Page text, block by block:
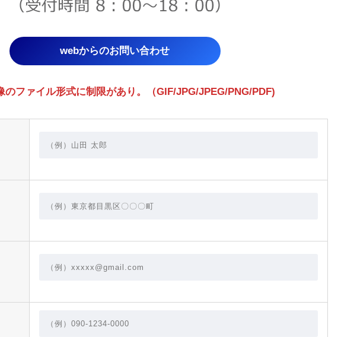
webからのお問い合わせ
ファイル形式に制限があり。（GIF/JPG/JPEG/PNG/PDF)